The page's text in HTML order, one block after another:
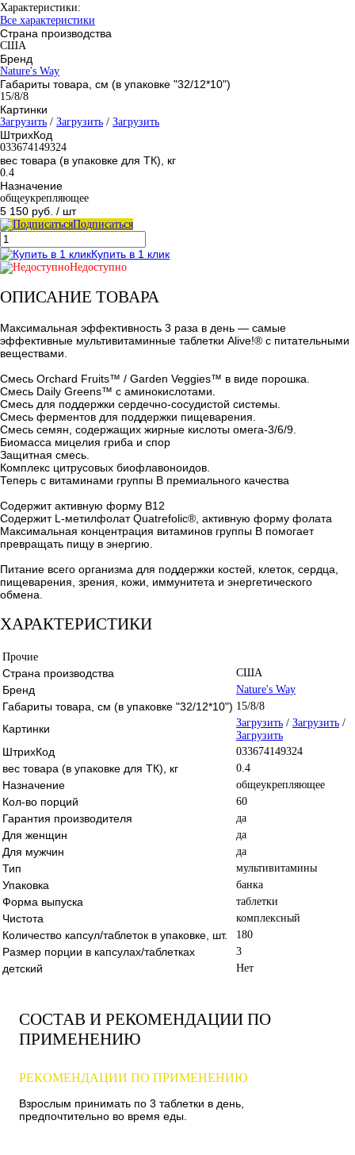
Характеристики:
Все характеристики
Страна производства
США
Бренд
Nature's Way
Габариты товара, см (в упаковке "32/12*10")
15/8/8
Картинки
Загрузить / Загрузить / Загрузить
ШтрихКод
033674149324
вес товара (в упаковке для ТК), кг
0.4
Назначение
общеукрепляющее
5 150 руб. / шт
Подписаться
Купить в 1 клик
Недоступно
ОПИСАНИЕ ТОВАРА
Максимальная эффективность 3 раза в день — самые
эффективные мультивитаминные таблетки Alive!® с питательными
веществами.
Смесь Orchard Fruits™ / Garden Veggies™ в виде порошка.
Смесь Daily Greens™ с аминокислотами.
Смесь для поддержки сердечно-сосудистой системы.
Смесь ферментов для поддержки пищеварения.
Смесь семян, содержащих жирные кислоты омега-3/6/9.
Биомасса мицелия гриба и спор
Защитная смесь.
Комплекс цитрусовых биофлавоноидов.
Теперь с витаминами группы B премиального качества
Содержит активную форму B12
Содержит L-метилфолат Quatrefolic®, активную форму фолата
Максимальная концентрация витаминов группы B помогает
превращать пищу в энергию.
Питание всего организма для поддержки костей, клеток, сердца,
пищеварения, зрения, кожи, иммунитета и энергетического
обмена.
ХАРАКТЕРИСТИКИ
Прочие
Страна производства США
Бренд Nature's Way
Габариты товара, см (в упаковке "32/12*10") 15/8/8
Картинки Загрузить / Загрузить /
Загрузить
ШтрихКод 033674149324
вес товара (в упаковке для ТК), кг 0.4
Назначение общеукрепляющее
Кол-во порций 60
Гарантия производителя да
Для женщин да
Для мужчин да
Тип мультивитамины
Упаковка банка
Форма выпуска таблетки
Чистота комплексный
Количество капсул/таблеток в упаковке, шт. 180
Размер порции в капсулах/таблетках 3
детский Нет
СОСТАВ И РЕКОМЕНДАЦИИ ПО
ПРИМЕНЕНИЮ
РЕКОМЕНДАЦИИ ПО ПРИМЕНЕНИЮ
Взрослым принимать по 3 таблетки в день,
предпочтительно во время еды.